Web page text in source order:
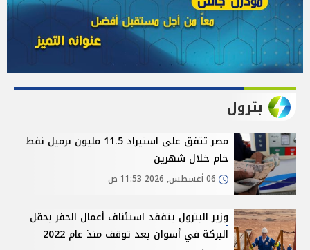
بترول
مصر تتفق على استيراد 11.5 مليون برميل نفط
خام خلال شهرين
وزير البترول يتفقد استئناف أعمال الحفر بحقل
البركة في أسوان بعد توقف منذ عام 2022